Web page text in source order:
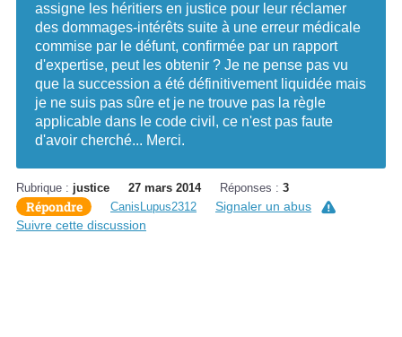
assigne les héritiers en justice pour leur réclamer
des dommages-intérêts suite à une erreur médicale
commise par le défunt, confirmée par un rapport
d'expertise, peut les obtenir ? Je ne pense pas vu
que la succession a été définitivement liquidée mais
je ne suis pas sûre et je ne trouve pas la règle
applicable dans le code civil, ce n'est pas faute
d'avoir cherché... Merci.
Rubrique : justice 27 mars 2014 Réponses : 3
Répondre CanisLupus2312
Signaler un abus
Suivre cette discussion